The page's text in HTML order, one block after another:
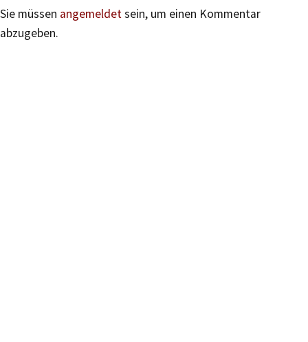
Sie müssen angemeldetsein, um einen Kommentar
abzugeben.